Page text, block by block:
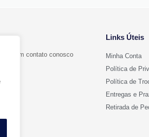
em contato conosco
Links Úteis
Minha Conta
Política de
Política de
Entregas e
Retirada de